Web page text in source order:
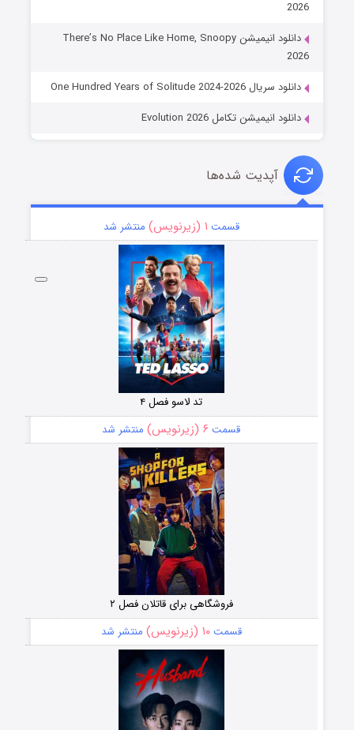
2026
دانلود انیمیشن There’s No Place Like Home, Snoopy
2026
دانلود سریال One Hundred Years of Solitude 2024-2026
دانلود انیمیشن تکامل Evolution 2026
آپدیت شده‌ها
قسمت ۱ (زیرنویس) منتشر شد
تد لاسو فصل ۴
قسمت ۶ (زیرنویس) منتشر شد
فروشگاهی برای قاتلان فصل ۲
قسمت۱۰ (زیرنویس) منتشر شد